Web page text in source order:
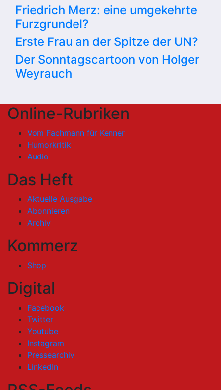
Friedrich Merz: eine umgekehrte
Furzgrundel?
Erste Frau an der Spitze der UN?
Der Sonntagscartoon von Holger
Weyrauch
Online-Rubriken
Vom Fachmann für Kenner
Humorkritik
Audio
Das Heft
Aktuelle Ausgabe
Abonnieren
Archiv
Kommerz
Shop
Digital
Facebook
Twitter
Youtube
Instagram
Pressearchiv
LinkedIn